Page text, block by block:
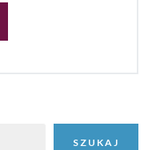
SZUKAJ